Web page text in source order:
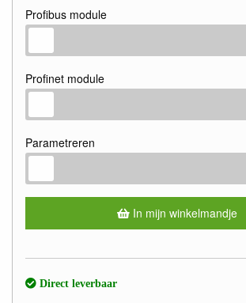
Profibus module
Profinet module
Parametreren
In mijn winkelmandje
Direct leverbaar